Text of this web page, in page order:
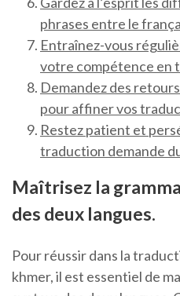
phrases entre le
Entraînez-vous
votre compétence en
Demandez des
pour affiner vos
Restez patient et
traduction demande
Maîtrisez la
des deux langues.
Pour réussir dans la
khmer, il est essentiel de